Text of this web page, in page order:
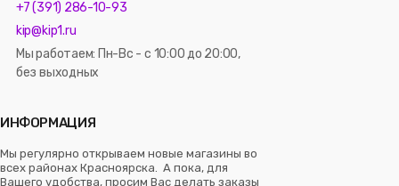
+7 (391) 286-10-93
kip@kip1.ru
Мы работаем: Пн-Вс - с 10:00 до 20:00,
без выходных
ИНФОРМАЦИЯ
Мы регулярно открываем новые магазины во
всех районах Красноярска. А пока, для
Вашего удобства, просим Вас делать заказы